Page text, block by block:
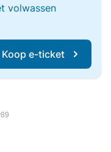
volwassen
Koop e-ticket